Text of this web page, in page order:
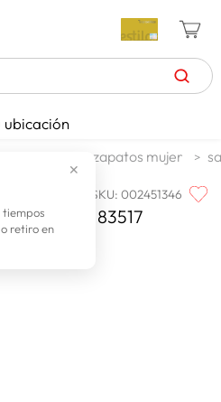
ubicación
✕
retiro en
zapatos mujer
SKU:002451346